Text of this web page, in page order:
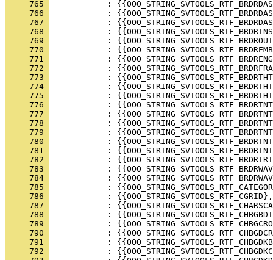
     765
     766
     767
     768
     769
     770
     771
     772
     773
     774
     775
     776
     777
     778
     779
     780
     781
     782
     783
     784
     785
     786
     787
     788
     789
     790
     791
     792